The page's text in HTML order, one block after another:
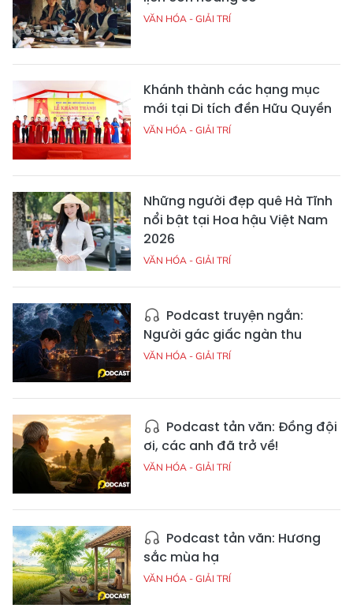
VĂN HÓA - GIẢI TRÍ
Khánh thành các hạng mục
mới tại Di tích đền Hữu Quyền
VĂN HÓA - GIẢI TRÍ
Những người đẹp quê Hà Tĩnh
nổi bật tại Hoa hậu Việt Nam
2026
VĂN HÓA - GIẢI TRÍ
Podcast truyện ngắn:
Người gác giấc ngàn thu
VĂN HÓA - GIẢI TRÍ
Podcast tản văn: Đồng đội
ơi, các anh đã trở về!
VĂN HÓA - GIẢI TRÍ
Podcast tản văn: Hương
sắc mùa hạ
VĂN HÓA - GIẢI TRÍ